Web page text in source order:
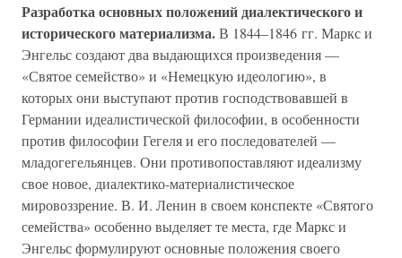
Разработка основных положений диалектического и
исторического материализма.В 1844–1846 гг. Маркс и
Энгельс создают два выдающихся произведения —
«Святое семейство» и «Немецкую идеологию», в
которых они выступают против господствовавшей в
Германии идеалистической философии, в особенности
против философии Гегеля и его последователей —
младогегельянцев. Они противопоставляют идеализму
свое новое, диалектико-материалистическое
мировоззрение. В. И. Ленин в своем конспекте «Святого
семейства» особенно выделяет те места, где Маркс и
Энгельс формулируют основные положения своего